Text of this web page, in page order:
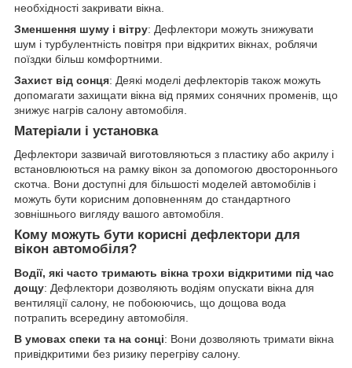
необхідності закривати вікна.
Зменшення шуму і вітру: Дефлектори можуть знижувати
шум і турбулентність повітря при відкритих вікнах, роблячи
поїздки більш комфортними.
Захист від сонця: Деякі моделі дефлекторів також можуть
допомагати захищати вікна від прямих сонячних променів, що
знижує нагрів салону автомобіля.
Матеріали і установка
Дефлектори зазвичай виготовляються з пластику або акрилу і
встановлюються на рамку вікон за допомогою двостороннього
скотча. Вони доступні для більшості моделей автомобілів і
можуть бути корисним доповненням до стандартного
зовнішнього вигляду вашого автомобіля.
Кому можуть бути корисні дефлектори для
вікон автомобіля?
Водії, які часто тримають вікна трохи відкритими під час
дощу: Дефлектори дозволяють водіям опускати вікна для
вентиляції салону, не побоюючись, що дощова вода
потрапить всередину автомобіля.
В умовах спеки та на сонці: Вони дозволяють тримати вікна
привідкритими без ризику перегріву салону.